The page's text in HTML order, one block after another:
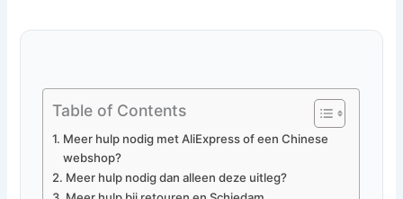
Table of Contents
Meer hulp nodig met AliExpress of een Chinese
webshop?
Meer hulp nodig dan alleen deze uitleg?